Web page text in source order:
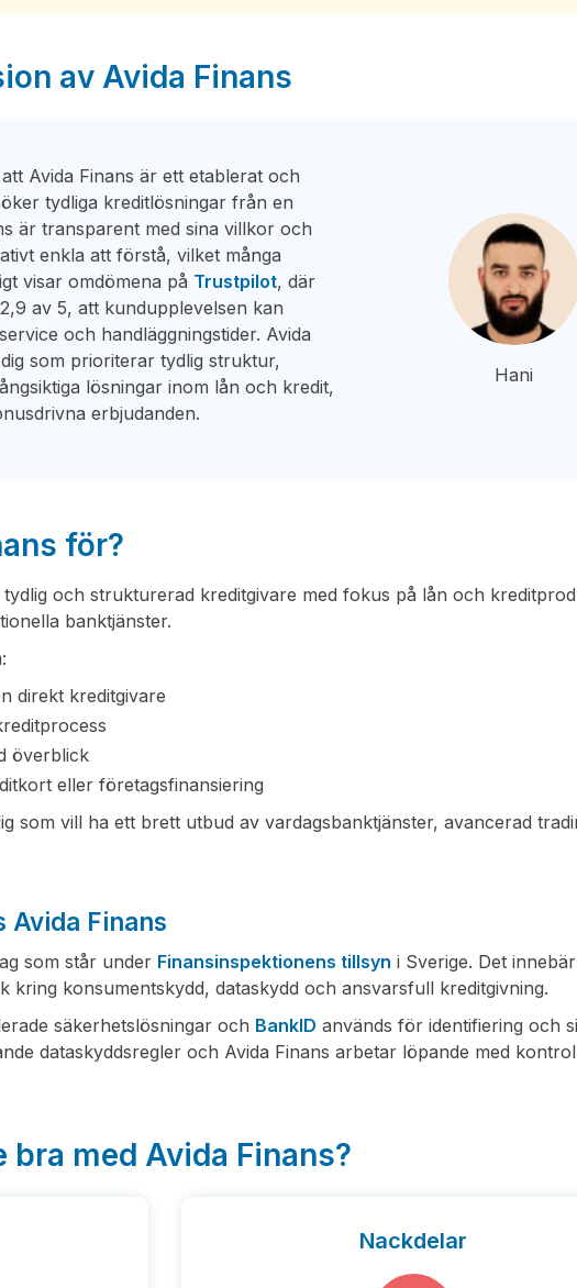
av Avida Finans
Avida Finans är ett etablerat och
tydliga kreditlösningar från en
är transparent med sina villkor och
enkla att förstå, vilket många
visar omdömena på Trustpilot, där
av 5, att kundupplevelsen kan
och handläggningstider. Avida
som prioriterar tydlig struktur,
lösningar inom lån och kredit,
erbjudanden.
Hani
för?
tydlig och strukturerad kreditgivare med fokus på lån och
banktjänster.
direkt kreditgivare
överblick
eller företagsfinansiering
som vill ha ett brett utbud av vardagsbanktjänster, avancerad
Avida Finans
som står under Finansinspektionens tillsyn i Sverige. Det
kring konsumentskydd, dataskydd och ansvarsfull kreditgivning.
säkerhetslösningar och BankID används för identifiering och
dataskyddsregler och Avida Finans arbetar löpande med
bra med Avida Finans?
Nackdelar